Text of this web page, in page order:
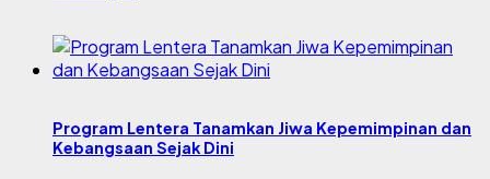
Program Lentera Tanamkan Jiwa Kepemimpinan dan
Kebangsaan Sejak Dini